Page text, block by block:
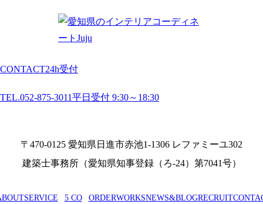
CONTACT24h受付
TEL.052-875-3011平日受付 9:30～18:30
〒470-0125 愛知県日進市赤池1-1306 レファミーユ302
建築士事務所（愛知県知事登録（ろ-24）第7041号）
SERVICE 5 CO ORDERWORKSNEWS&BLOGRECRUIT